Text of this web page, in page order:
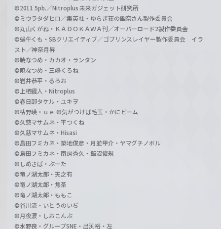
©2011 5pb.／Nitroplus 未来ガジェット研究所
©ミウラタダヒロ／集英社・ゆらぎ荘の幽奈さん製作委員会
©丸山くがね・ＫＡＤＯＫＡＷＡ刊／オーバーロード2製作委員会
©蝸牛くも・SBクリエイティブ／ゴブリンスレイヤー製作委員会 イラ
スト／神奈月昇
©暁なつめ・カカオ・ランタン
©暁なつめ・三嶋くろね
©岩井恭平・るろお
©上栖綴人・Nitroplus
©春日部タケル・ユキヲ
©枯野瑛・ｕｅ ©気がつけば毛玉・かにビーム
©久慈マサムネ・平つくね
©久慈マサムネ・Hisasi
©島田フミカネ・築地俊彦・月並甲介・ヤマグチノボル
©島田フミカネ・南房秀久・飯沼俊規
©しめさば・ぶーた
©竜ノ湖太郎・天之有
©竜ノ湖太郎・焦茶
©竜ノ湖太郎・ももこ
©谷川流・いとうのいぢ
©月夜涙・しおこんぶ
©水野良・グループSNE・出渕裕・左